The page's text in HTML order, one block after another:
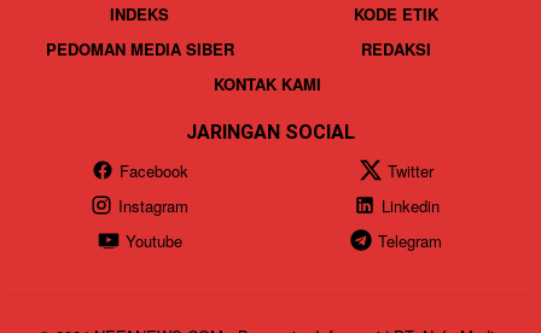
INDEKS
KODE ETIK
PEDOMAN MEDIA SIBER
REDAKSI
KONTAK KAMI
JARINGAN SOCIAL
Facebook
Twitter
Instagram
Linkedin
Youtube
Telegram